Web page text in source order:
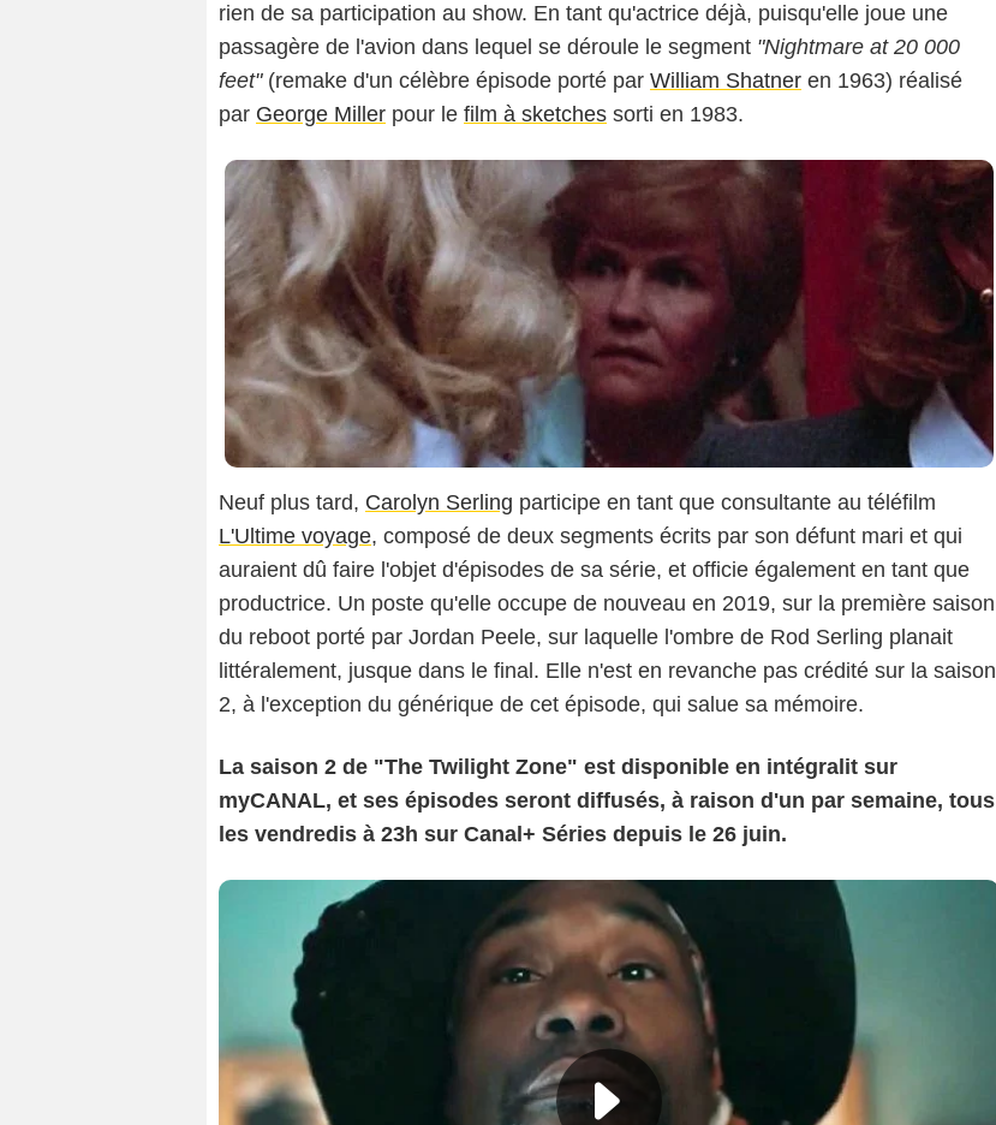
rien de sa participation au show. En tant qu'actrice déjà, puisqu'elle joue une
passagère de l'avion dans lequel se déroule le segment "Nightmare at 20 000
feet"(remake d'un célèbre épisode porté par William Shatner en 1963) réalisé
par George Miller pour le film à sketches sorti en 1983.
Neuf plus tard, Carolyn Serling participe en tant que consultante au téléfilm
L'Ultime voyage, composé de deux segments écrits par son défunt mari et qui
auraient dû faire l'objet d'épisodes de sa série, et officie également en tant que
productrice. Un poste qu'elle occupe de nouveau en 2019, sur la première saison
du reboot porté par Jordan Peele, sur laquelle l'ombre de Rod Serling planait
littéralement, jusque dans le final. Elle n'est en revanche pas crédité sur la saison
2, à l'exception du générique de cet épisode, qui salue sa mémoire.
La saison 2 de "The Twilight Zone" est disponible en intégralit sur
myCANAL, et ses épisodes seront diffusés, à raison d'un par semaine, tous
les vendredis à 23h sur Canal+ Séries depuis le 26 juin.